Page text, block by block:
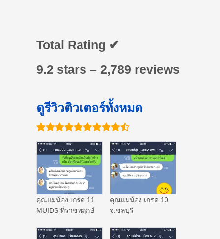
Total Rating ✔
9.2 stars – 2,789 reviews
ดูรีวิวติวเตอร์ทั้งหมด
คุณแม่น้อง เกรด 11
MUIDS ที่ราชพฤกษ์
คุณแม่น้อง เกรด 10
จ.ชลบุรี